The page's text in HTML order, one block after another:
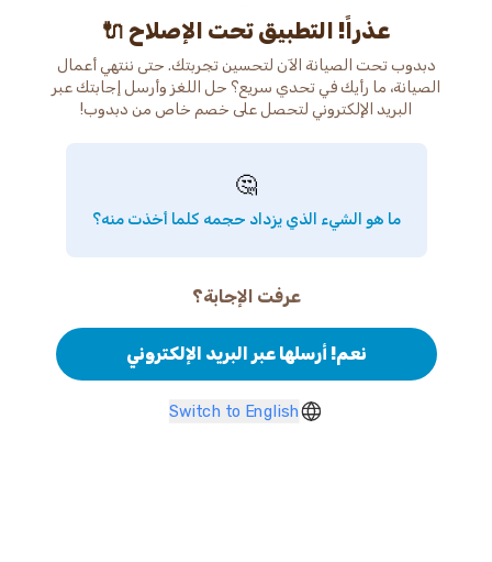
عذراً! التطبيق تحت الإصلاح 🔌
دبدوب تحت الصيانة الآن لتحسين تجربتك. حتى ننتهي أعمال
الصيانة، ما رأيك في تحدي سريع؟ حل اللغز وأرسل إجابتك عبر
البريد الإلكتروني لتحصل على خصم خاص من دبدوب!
🤔
ما هو الشيء الذي يزداد حجمه كلما أخذت منه؟
عرفت الإجابة؟
نعم! أرسلها عبر البريد الإلكتروني
Switch to English